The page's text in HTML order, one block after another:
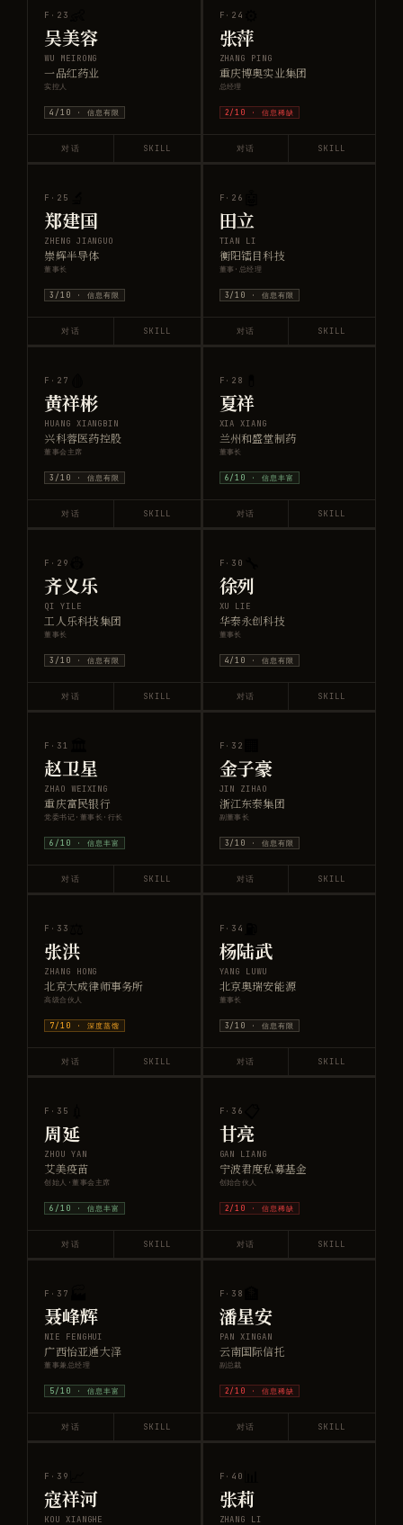
F· 23
吴美容
WU MEIRONG
一品红药业
实控人
4 /10 ·信息有限
对话 SKILL
F· 24
张萍
ZHANG PING
重庆博奥实业集团
总经理
2 /10 ·信息稀缺
对话 SKILL
F· 25
郑建国
ZHENG JIANGUO
崇辉半导体
董事长
3 /10 ·信息有限
对话 SKILL
F· 26
田立
TIAN LI
衡阳镭目科技
董事·总经理
3 /10 ·信息有限
对话 SKILL
F· 27
黄祥彬
HUANG XIANGBIN
兴科蓉医药控股
董事会主席
3 /10 ·信息有限
对话 SKILL
F· 28
夏祥
XIA XIANG
兰州和盛堂制药
董事长
6 /10 ·信息丰富
对话 SKILL
F· 29
齐义乐
QI YILE
工人乐科技集团
董事长
3 /10 ·信息有限
对话 SKILL
F· 30
徐列
XU LIE
华泰永创科技
董事长
4 /10 ·信息有限
对话 SKILL
F· 31
赵卫星
ZHAO WEIXING
重庆富民银行
党委书记·董事长·行长
6 /10 ·信息丰富
对话 SKILL
F· 32
金子豪
JIN ZIHAO
浙江东泰集团
副董事长
3 /10 ·信息有限
对话 SKILL
F· 33
张洪
ZHANG HONG
北京大成律师事务所
高级合伙人
7 /10 ·深度蒸馏
对话 SKILL
F· 34
杨陆武
YANG LUWU
北京奥瑞安能源
董事长
3 /10 ·信息有限
对话 SKILL
F· 35
周延
ZHOU YAN
艾美疫苗
创始人·董事会主席
6 /10 ·信息丰富
对话 SKILL
F· 36
甘亮
GAN LIANG
宁波君度私募基金
创始合伙人
2 /10 ·信息稀缺
对话 SKILL
F· 37
聂峰辉
NIE FENGHUI
广西怡亚通大泽
董事兼总经理
5 /10 ·信息丰富
对话 SKILL
F· 38
潘星安
PAN XINGAN
云南国际信托
副总裁
2 /10 ·信息稀缺
对话 SKILL
F· 39
寇祥河
KOU XIANGHE
F· 40
张莉
ZHANG LI